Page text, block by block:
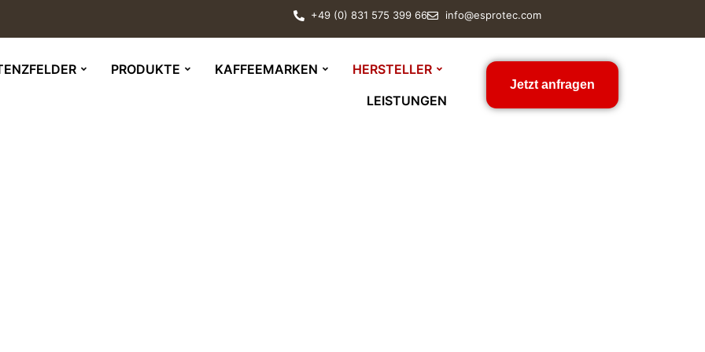
+49 (0) 831 575 399 66 info@esprotec.com
PRODUKTE KAFFEEMARKEN
HERSTELLER
LEISTUNGEN
Jetzt anfragen